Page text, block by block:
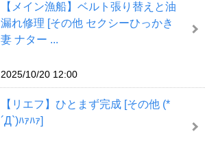
【メイン漁船】ベルト張り替えと油
漏れ修理 [その他 セクシーひっかき
妻 ナター ...
2025/10/20 12:00
【リエフ】ひとまず完成 [その他 (*
´Д`)ﾊｧﾊｧ]